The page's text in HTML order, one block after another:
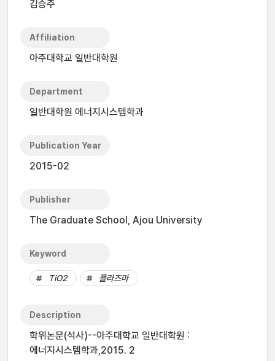
김승주
Affiliation
아주대학교 일반대학원
Department
일반대학원 에너지시스템학과
Publication Year
2015-02
Publisher
The Graduate School, Ajou University
Keyword
TiO2 플라즈마
Description
학위논문(석사)--아주대학교 일반대학원 :
에너지시스템학과,2015. 2